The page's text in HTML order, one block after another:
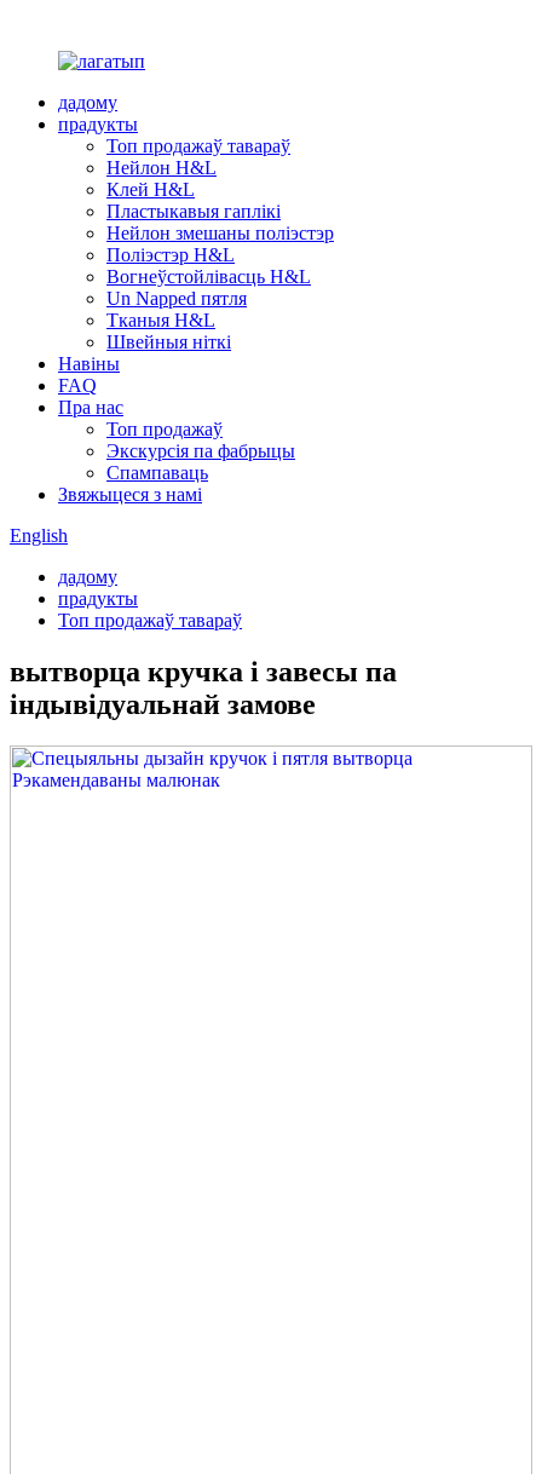
дадому
прадукты
Топ продажаў тавараў
Нейлон H&L
Клей H&L
Пластыкавыя гаплікі
Нейлон змешаны поліэстэр
Поліэстэр H&L
Вогнеўстойлівасць H&L
Un Napped пятля
Тканыя H&L
Швейныя ніткі
Навіны
FAQ
Пра нас
Топ продажаў
Экскурсія па фабрыцы
Спампаваць
Звяжыцеся з намі
English
дадому
прадукты
Топ продажаў тавараў
вытворца кручка і завесы па
індывідуальнай замове